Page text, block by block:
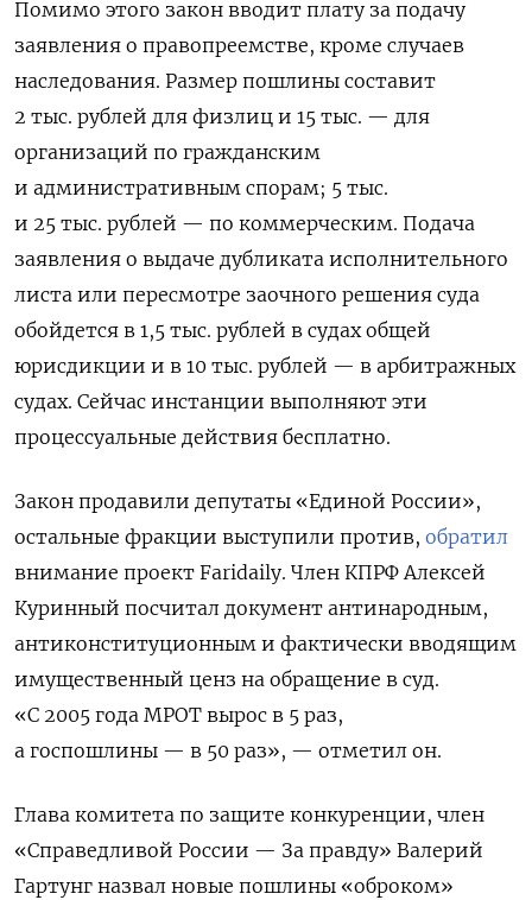
Помимо этого закон вводит плату за подачу
заявления о правопреемстве, кроме случаев
наследования. Размер пошлины составит
2 тыс. рублей для физлиц и 15 тыс. — для
организаций по гражданским
и административным спорам; 5 тыс.
и 25 тыс. рублей — по коммерческим. Подача
заявления о выдаче дубликата исполнительного
листа или пересмотре заочного решения суда
обойдется в 1,5 тыс. рублей в судах общей
юрисдикции и в 10 тыс. рублей — в арбитражных
судах. Сейчас инстанции выполняют эти
процессуальные действия бесплатно.
Закон продавили депутаты «Единой России»,
остальные фракции выступили против, обратил
внимание проект Faridaily. Член КПРФ Алексей
Куринный посчитал документ антинародным,
антиконституционным и фактически вводящим
имущественный ценз на обращение в суд.
«С 2005 года МРОТ вырос в 5 раз,
а госпошлины — в 50 раз», — отметил он.
Глава комитета по защите конкуренции, член
«Справедливой России — За правду» Валерий
Гартунг назвал новые пошлины «оброком»